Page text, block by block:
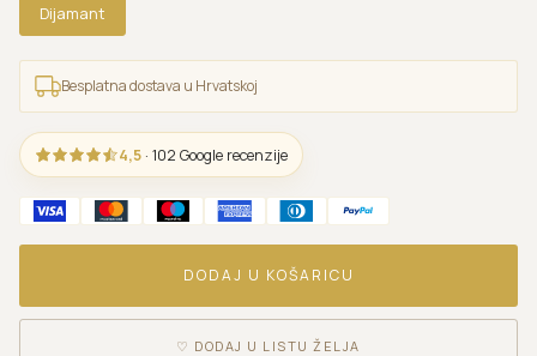
Dijamant
Besplatna dostava u Hrvatskoj
4,5 · 102 Google recenzije
DODAJ U KOŠARICU
♡ DODAJ U LISTU ŽELJA